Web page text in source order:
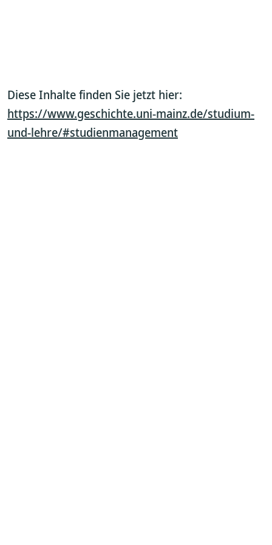
Diese Inhalte finden Sie jetzt hier:
https://www.geschichte.uni-mainz.de/studium-
und-lehre/#studienmanagement